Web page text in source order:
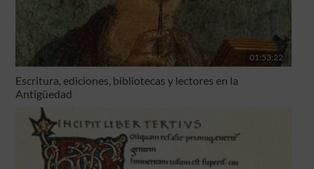
01:53:22
Escritura, ediciones, bibliotecas y lectores en la
Antigüedad